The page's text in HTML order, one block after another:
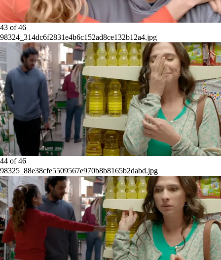
43 of46
98324_314dc6f2831e4b6c152ad8ce132b12a4.jpg
44 of46
98325_88e38cfe5509567e970b8b8165b2dabd.jpg